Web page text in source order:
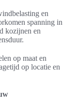
en
spanning in
kozijnen en
op maat en
op locatie en